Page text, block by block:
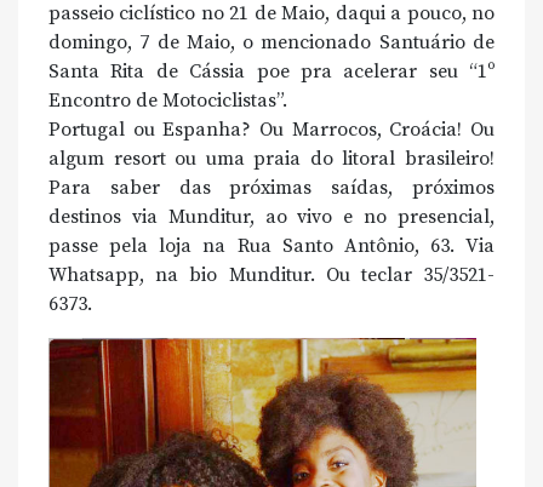
passeio ciclístico no 21 de Maio, daqui a pouco, no
domingo, 7 de Maio, o mencionado Santuário de
Santa Rita de Cássia poe pra acelerar seu “1º
Encontro de Motociclistas”.
Portugal ou Espanha? Ou Marrocos, Croácia! Ou
algum resort ou uma praia do litoral brasileiro!
Para saber das próximas saídas, próximos
destinos via Munditur, ao vivo e no presencial,
passe pela loja na Rua Santo Antônio, 63. Via
Whatsapp, na bio Munditur. Ou teclar 35/3521-
6373.